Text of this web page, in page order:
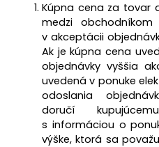
Kúpna cena za tovar
medzi
v akceptácii
Ak je kúpna cena
objednávky vyššia
uvedená v ponuke
odoslania
doručí
s informáciou o
výške, ktorá sa